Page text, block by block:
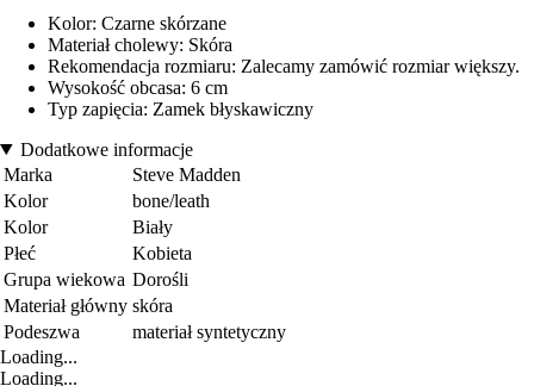
Kolor: Czarne skórzane
Materiał cholewy: Skóra
Rekomendacja rozmiaru: Zalecamy zamówić rozmiar większy.
Wysokość obcasa: 6 cm
Typ zapięcia: Zamek błyskawiczny
Dodatkowe informacje
Marka
Steve Madden
Kolor
bone/leath
Kolor
Biały
Płeć
Kobieta
Grupa wiekowa Dorośli
Materiał główny skóra
Podeszwa
materiał syntetyczny
Loading...
Loading...